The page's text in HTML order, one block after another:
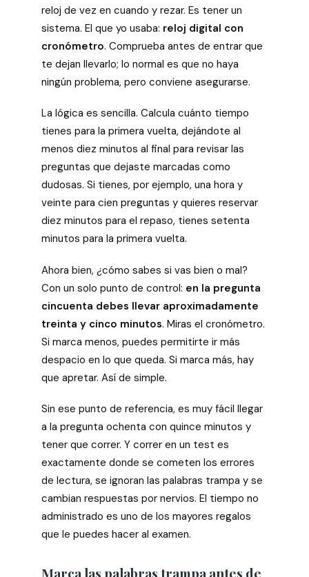
reloj de vez en cuando y rezar. Es tener un
sistema. El que yo usaba: reloj digital con
cronómetro. Comprueba antes de entrar que
te dejan llevarlo; lo normal es que no haya
ningún problema, pero conviene asegurarse.
La lógica es sencilla. Calcula cuánto tiempo
tienes para la primera vuelta, dejándote al
menos diez minutos al final para revisar las
preguntas que dejaste marcadas como
dudosas. Si tienes, por ejemplo, una hora y
veinte para cien preguntas y quieres reservar
diez minutos para el repaso, tienes setenta
minutos para la primera vuelta.
Ahora bien, ¿cómo sabes si vas bien o mal?
Con un solo punto de control: en la pregunta
cincuenta debes llevar aproximadamente
treinta y cinco minutos. Miras el cronómetro.
Si marca menos, puedes permitirte ir más
despacio en lo que queda. Si marca más, hay
que apretar. Así de simple.
Sin ese punto de referencia, es muy fácil llegar
a la pregunta ochenta con quince minutos y
tener que correr. Y correr en un test es
exactamente donde se cometen los errores
de lectura, se ignoran las palabras trampa y se
cambian respuestas por nervios. El tiempo no
administrado es uno de los mayores regalos
que le puedes hacer al examen.
Marca las palabras trampa antes de